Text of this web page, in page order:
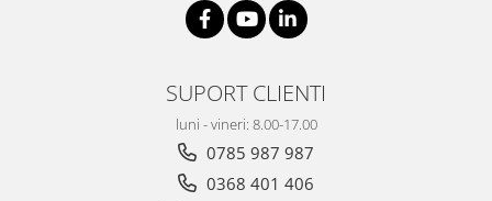
SUPORT CLIENTI
luni - vineri: 8.00-17.00
0785 987 987
0368 401 406